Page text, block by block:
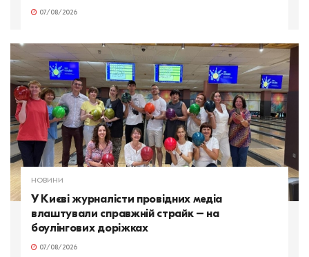
07/08/2026
НОВИНИ
У Києві журналісти провідних медіа
влаштували справжній страйк – на
боулінгових доріжках
07/08/2026